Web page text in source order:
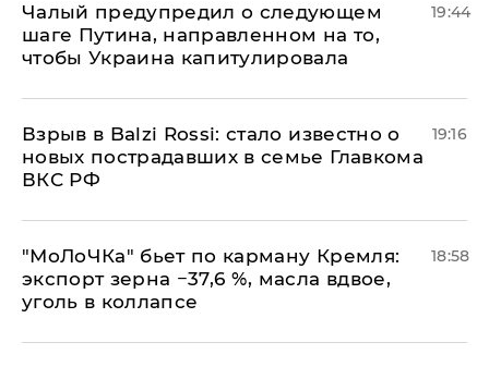
Чалый предупредил о следующем
шаге Путина, направленном на то,
чтобы Украина капитулировала
19:44
Взрыв в Balzi Rossi: стало известно о
новых пострадавших в семье Главкома
ВКС РФ
19:16
​"МоЛоЧКа" бьет по карману Кремля:
экспорт зерна −37,6 %, масла вдвое,
уголь в коллапсе
18:58